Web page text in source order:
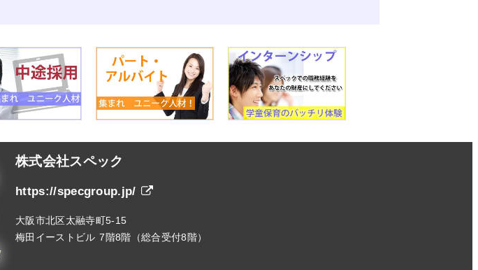
株式会社スペック
https://specgroup.jp/
大阪市北区太融寺町5-15
梅田イーストビル 7階8階（総合受付8階）